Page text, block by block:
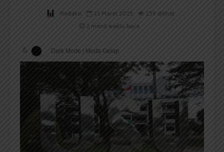
Redaksi 22 Maret 2025
259 dilihat
2 menit waktu baca
Dark Mode | Moda Gelap